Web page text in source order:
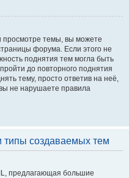
просмотре темы, вы можете
форума. Если этого не
поднятия тем могла быть
до повторного поднятия
тему, просто ответив на неё,
не нарушаете правила
создаваемых тем
предлагающая большие